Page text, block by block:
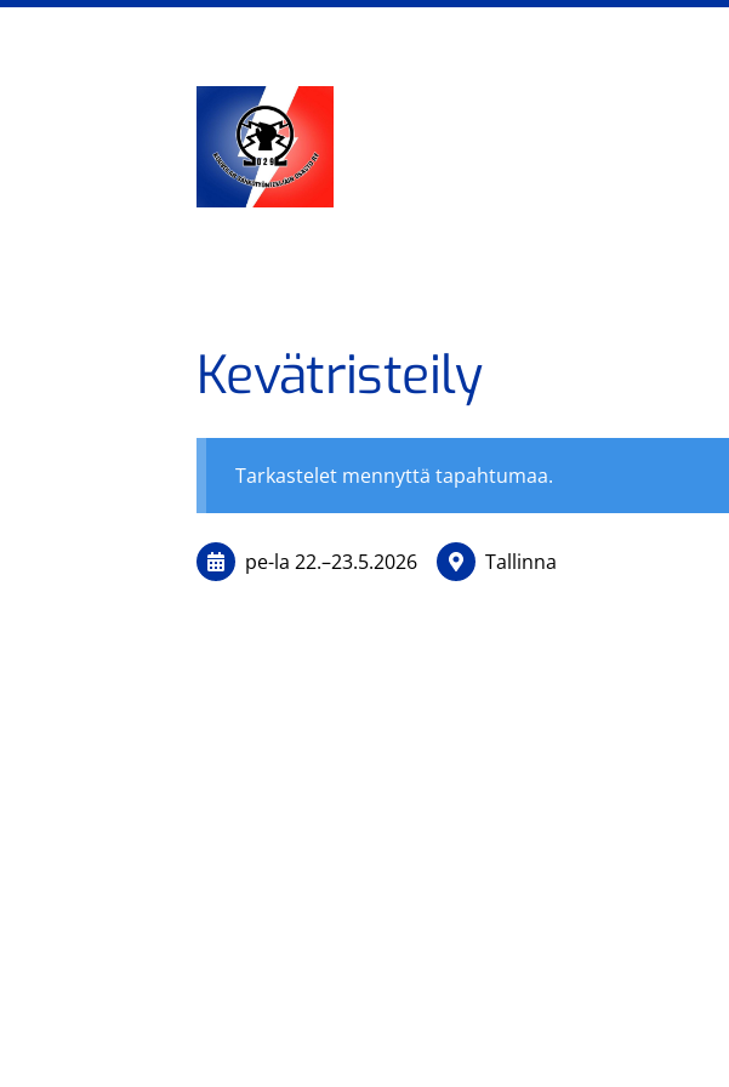
Kouvolan sähkötyöntekijäin osasto ry
Kevätristeily
Tarkastelet mennyttä tapahtumaa.
pe-la 22.–23.5.2026 Tallinna